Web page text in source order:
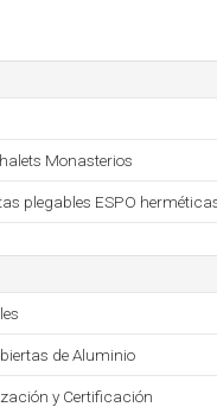
Monasterios
plegables ESPO
de Aluminio
y Certificación